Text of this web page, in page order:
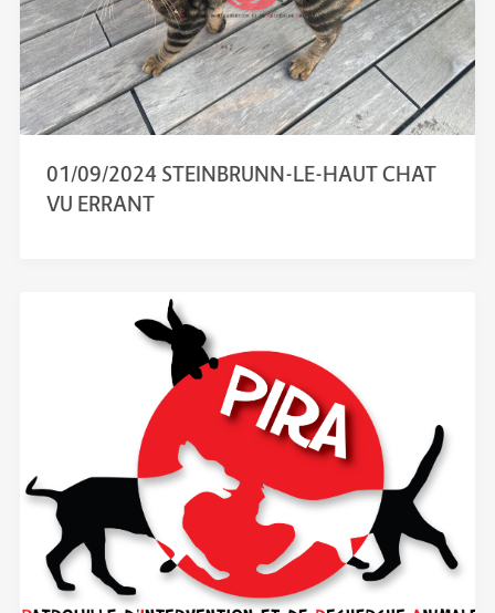
01/09/2024 STEINBRUNN-LE-HAUT CHAT
VU ERRANT